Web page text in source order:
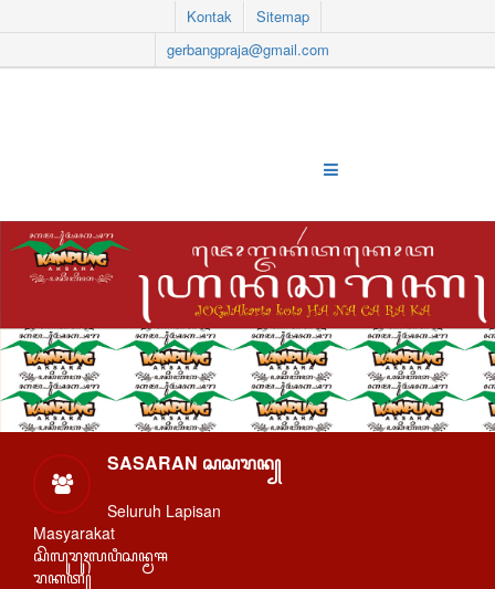
Kontak
Sitemap
gerbangpraja@gmail.com
SASARAN ꦱꦱꦫꦤ꧀
Seluruh Lapisan
Masyarakat
ꦱꦼꦭꦸꦫꦸꦃꦭꦥꦶꦱꦤ꧀ꦩꦯ
ꦫꦏꦠ꧀